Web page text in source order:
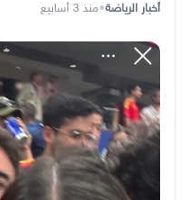
أخبار الرياضة•منذ 3 أسابيع